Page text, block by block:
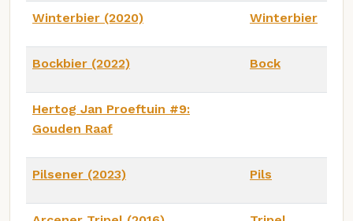
Winterbier (2020) Winterbier
Bockbier (2022) Bock
Hertog Jan Proeftuin #9:
Gouden Raaf
Pilsener (2023) Pils